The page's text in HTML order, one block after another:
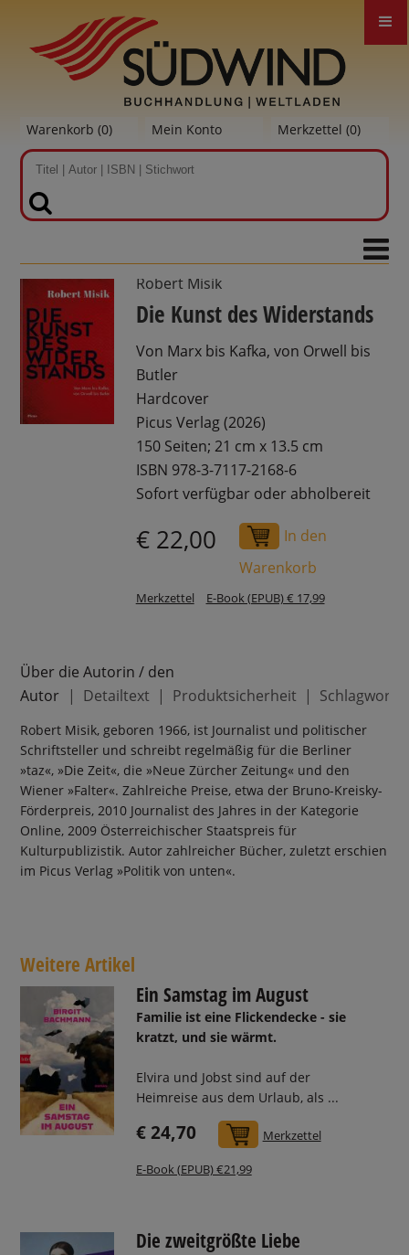
Warenkorb (0) Mein Konto Merkzettel (0)
Robert Misik
Die Kunst des Widerstands
Von Marx bis Kafka, von Orwell bis
Butler
Hardcover
Picus Verlag (2026)
150 Seiten; 21 cm x 13.5 cm
ISBN 978-3-7117-2168-6
Sofort verfügbar oder abholbereit
€ 22,00
In den
Warenkorb
Merkzettel E-Book (EPUB) € 17,99
Über die Autorin / den
Autor
Detailtext Produktsicherheit Schlagworte
Robert Misik, geboren 1966, ist Journalist und politischer
Schriftsteller und schreibt regelmäßig für die Berliner
»taz«, »Die Zeit«, die »Neue Zürcher Zeitung« und den
Wiener »Falter«. Zahlreiche Preise, etwa der Bruno-Kreisky-
Förderpreis, 2010 Journalist des Jahres in der Kategorie
Online, 2009 Österreichischer Staatspreis für
Kulturpublizistik. Autor zahlreicher Bücher, zuletzt erschien
im Picus Verlag »Politik von unten«.
Weitere Artikel
Ein Samstag im August
Familie ist eine Flickendecke - sie
kratzt, und sie wärmt.
Elvira und Jobst sind auf der
Heimreise aus dem Urlaub, als ...
€ 24,70 In den Warenkorb
Merkzettel
E-Book (EPUB) €21,99
Die zweitgrößte Liebe